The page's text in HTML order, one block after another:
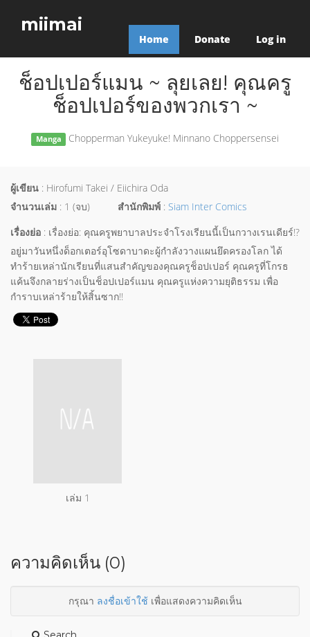
miimai
Home Donate Log in
ช็อปเปอร์แมน ~ ลุยเลย! คุณครู
ช็อปเปอร์ของพวกเรา ~
Manga Chopperman Yukeyuke! Minnano Choppersensei
ผู้เขียน : Hirofumi Takei / Eiichira Oda
จำนวนเล่ม : 1 (จบ) สำนักพิมพ์ : Siam Inter Comics
เรื่องย่อ : เรื่องย่อ: คุณครูพยาบาลประจำโรงเรียนนี้เป็นกวางเรนเดียร์!?
อยู่มาวันหนึ่งด็อกเตอร์อุโซดาบาดะผู้กำลังวางแผนยึดครองโลก ได้
ทำร้ายเหล่านักเรียนที่แสนสำคัญของคุณครูช็อปเปอร์ คุณครูที่โกรธ
แค้นจึงกลายร่างเป็นช็อปเปอร์แมน คุณครูแห่งความยุติธรรม เพื่อ
กำราบเหล่าร้ายให้สิ้นซาก!!
เล่ม 1
ความคิดเห็น (0)
กรุณา ลงชื่อเข้าใช้เพื่อแสดงความคิดเห็น